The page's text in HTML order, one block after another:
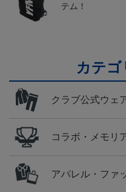
テム！
カテ
クラブ公式ウェ
コラボ・メモリ
アパレル・ファ